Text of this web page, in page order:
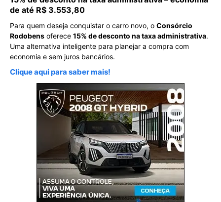
de até R$ 3.553,80
Para quem deseja conquistar o carro novo, o Consórcio
Rodobens oferece 15% de desconto na taxa administrativa.
Uma alternativa inteligente para planejar a compra com
economia e sem juros bancários.
Clique aqui para saber mais!